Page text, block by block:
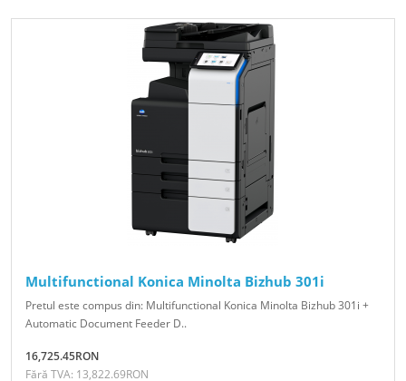
Multifunctional Konica Minolta Bizhub 301i
Pretul este compus din: Multifunctional Konica Minolta Bizhub 301i +
Automatic Document Feeder D..
16,725.45RON
Fără TVA: 13,822.69RON